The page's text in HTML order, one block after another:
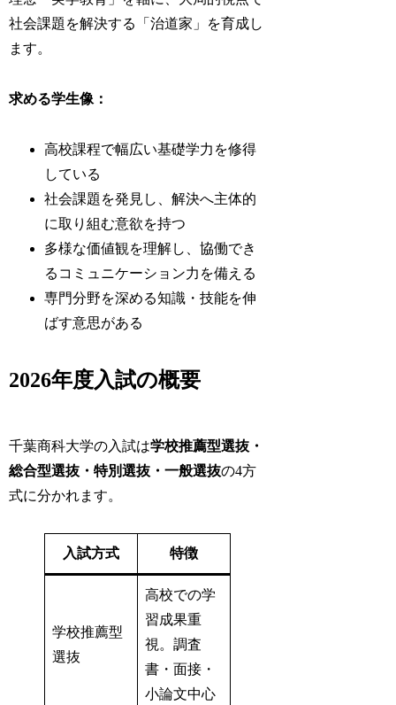
社会課題を解決する「治道家」を育成し
ます。
求める学生像：
高校課程で幅広い基礎学力を修得
している
社会課題を発見し、解決へ主体的
に取り組む意欲を持つ
多様な価値観を理解し、協働でき
るコミュニケーション力を備える
専門分野を深める知識・技能を伸
ばす意思がある
2026年度入試の概要
千葉商科大学の入試は学校推薦型選抜・
総合型選抜・特別選抜・一般選抜の4方
式に分かれます。
入試方式 特徴
学校推薦型
選抜
高校での学
習成果重
視。調査
書・面接・
小論文中心